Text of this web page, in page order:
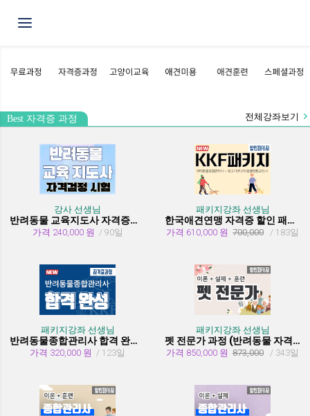
Toggle navigation
Best 자격증 과정 전체강좌보기
강사 선생님
반려동물 교육지도사 자격증과정
가격 240,000 원 / 90일
패키지강좌 선생님
한국애견연맹 자격증 할인 패키지 과정 (종합관리사 + 행동교정사)
가격 610,000 원 700,000 / 183일
패키지강좌 선생님
반려동물종합관리사 합격 완성 패키지
가격 320,000 원 / 123일
패키지강좌 선생님
펫 전문가 과정 (반려동물 자격증 취득과정)
가격 850,000 원 873,000 / 343일